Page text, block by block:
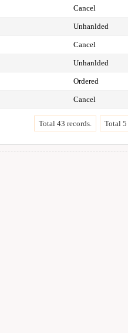
Cancel
Unhanlded
Cancel
Unhanlded
Ordered
Cancel
Total 43 records. Total 5